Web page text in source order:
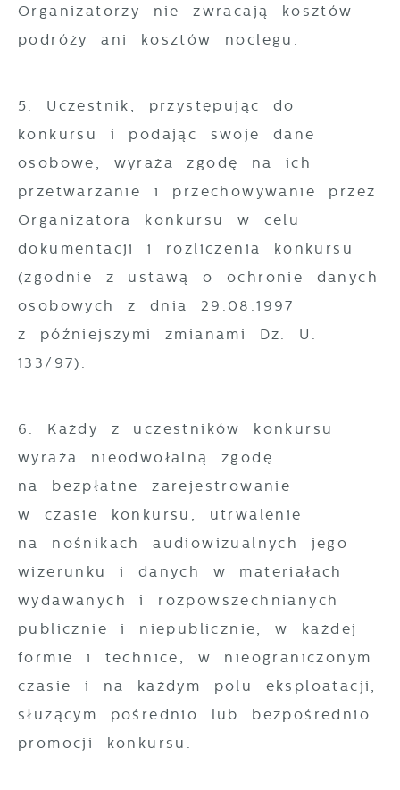
Organizatorzy nie zwracają kosztów
podróży ani kosztów noclegu.
5. Uczestnik, przystępując do
konkursu i podając swoje dane
osobowe, wyraża zgodę na ich
przetwarzanie i przechowywanie przez
Organizatora konkursu w celu
dokumentacji i rozliczenia konkursu
(zgodnie z ustawą o ochronie danych
osobowych z dnia 29.08.1997
z późniejszymi zmianami Dz. U.
133/97).
6. Każdy z uczestników konkursu
wyraża nieodwołalną zgodę
na bezpłatne zarejestrowanie
w czasie konkursu, utrwalenie
na nośnikach audiowizualnych jego
wizerunku i danych w materiałach
wydawanych i rozpowszechnianych
publicznie i niepublicznie, w każdej
formie i technice, w nieograniczonym
czasie i na każdym polu eksploatacji,
służącym pośrednio lub bezpośrednio
promocji konkursu.